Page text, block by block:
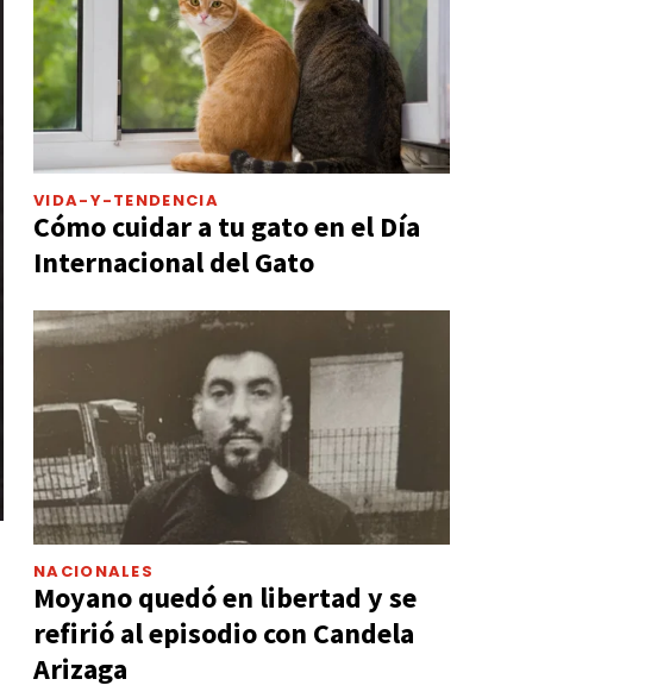
VIDA-Y-TENDENCIA
Cómo cuidar a tu gato en el Día
Internacional del Gato
NACIONALES
Moyano quedó en libertad y se
refirió al episodio con Candela
Arizaga